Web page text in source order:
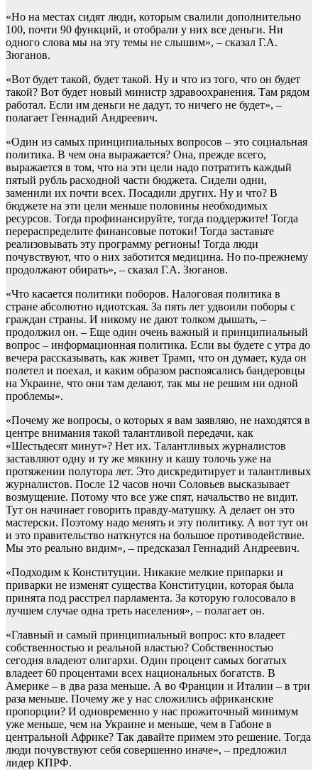
«Но на местах сидят люди, которым свалили дополнительно
100, почти 90 функций, и отобрали у них все деньги. Ни
одного слова мы на эту темы не слышим», – сказал Г.А.
Зюганов.
«Вот будет такой, будет такой. Ну и что из того, что он будет
такой? Вот будет новый министр здравоохранения. Там рядом
работал. Если им деньги не дадут, то ничего не будет», –
полагает Геннадий Андреевич.
«Один из самых принципиальных вопросов – это социальная
политика. В чем она выражается? Она, прежде всего,
выражается в том, что на эти цели надо потратить каждый
пятый рубль расходной части бюджета. Сидели одни,
заменили их почти всех. Посадили других. Ну и что? В
бюджете на эти цели меньше половины необходимых
ресурсов. Тогда профинансируйте, тогда поддержите! Тогда
перераспределите финансовые потоки! Тогда заставьте
реализовывать эту программу регионы! Тогда люди
почувствуют, что о них заботится медицина. Но по-прежнему
продолжают обирать», – сказал Г.А. Зюганов.
«Что касается политики поборов. Налоговая политика в
стране абсолютно идиотская. За пять лет удвоили поборы с
граждан страны. И никому не дают толком дышать, –
продолжил он. – Еще один очень важный и принципиальный
вопрос – информационная политика. Если вы будете с утра до
вечера рассказывать, как живет Трамп, что он думает, куда он
полетел и поехал, и каким образом распоясались бандеровцы
на Украине, что они там делают, так мы не решим ни одной
проблемы».
«Почему же вопросы, о которых я вам заявляю, не находятся в
центре внимания такой талантливой передачи, как
«Шестьдесят минут»? Нет их. Талантливых журналистов
заставляют одну и ту же мякину и кашу толочь уже на
протяжении полутора лет. Это дискредитирует и талантливых
журналистов. После 12 часов ночи Соловьев высказывает
возмущение. Потому что все уже спят, начальство не видит.
Тут он начинает говорить правду-матушку. А делает он это
мастерски. Поэтому надо менять и эту политику. А вот тут он
и это правительство наткнутся на большое противодействие.
Мы это реально видим», – предсказал Геннадий Андреевич.
«Подходим к Конституции. Никакие мелкие припарки и
приварки не изменят существа Конституции, которая была
принята под расстрел парламента. За которую голосовало в
лучшем случае одна треть населения», – полагает он.
«Главный и самый принципиальный вопрос: кто владеет
собственностью и реальной властью? Собственностью
сегодня владеют олигархи. Один процент самых богатых
владеет 60 процентами всех национальных богатств. В
Америке – в два раза меньше. А во Франции и Италии – в три
раза меньше. Почему же у нас сложились африканские
пропорции? И одновременно у нас прожиточный минимум
уже меньше, чем на Украине и меньше, чем в Габоне в
центральной Африке? Так давайте примем это решение. Тогда
люди почувствуют себя совершенно иначе», – предложил
лидер КПРФ.